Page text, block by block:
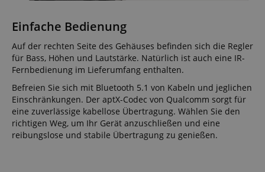
Einfache Bedienung
Auf der rechten Seite des Gehäuses befinden sich die Regler
für Bass, Höhen und Lautstärke. Natürlich ist auch eine IR-
Fernbedienung im Lieferumfang enthalten.
Befreien Sie sich mit Bluetooth 5.1 von Kabeln und jeglichen
Einschränkungen. Der aptX-Codec von Qualcomm sorgt für
eine zuverlässige kabellose Übertragung. Wählen Sie den
richtigen Weg, um Ihr Gerät anzuschließen und eine
reibungslose und stabile Übertragung zu genießen.